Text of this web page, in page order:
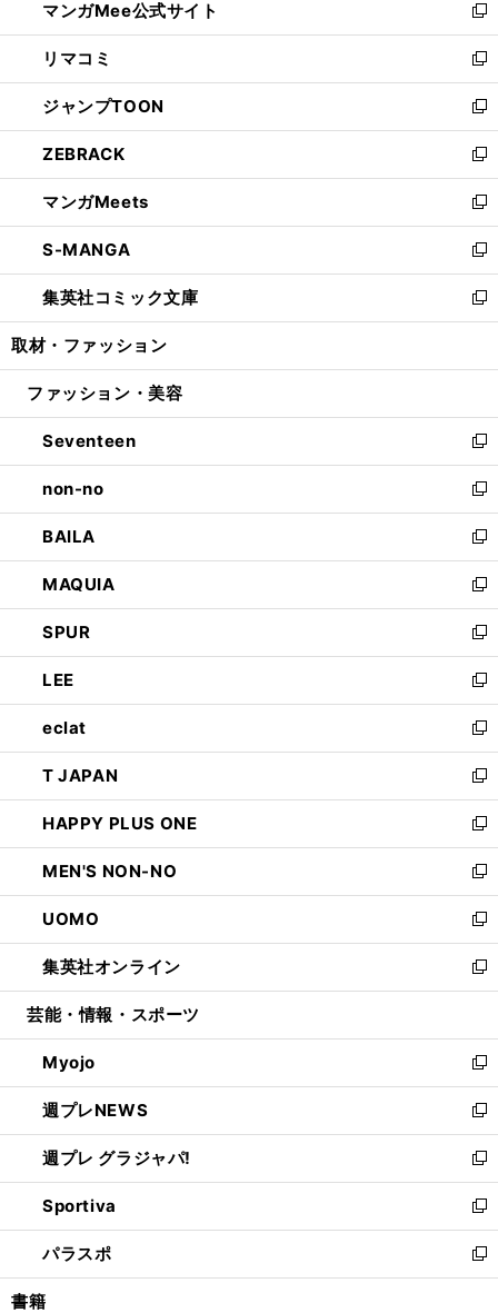
く
ド
ウ
で
開
く
ィ
ン
ド
ウ
で
開
く
い
ウ
ィ
ン
ド
ウ
で
開
く
マンガMee公式サイト
新
し
い
ウ
ィ
ン
ド
ウ
で
開
く
リマコミ
新
し
い
ウ
ィ
ン
ド
ウ
で
開
く
ジャンプTOON
新
し
い
ウ
ィ
ン
ド
ウ
で
開
ZEBRACK
新
し
い
ウ
ィ
ン
ド
ウ
開
マンガMeets
新
し
い
ウ
ィ
ン
ウ
開
く
S-MANGA
新
し
い
ウ
ン
ウ
で
開
く
集英社コミック文庫
新
し
ウ
ン
ド
ウ
で
開
く
取材・ファッション
ファッション・美容
Seventeen
新
し
い
ウ
ィ
ン
ド
ウ
で
開
く
non-no
新
し
い
ウ
ィ
ン
ド
ウ
で
開
く
BAILA
新
し
い
ウ
ィ
ン
ド
ウ
で
開
く
MAQUIA
新
し
い
ウ
ィ
ン
ド
ウ
で
開
く
SPUR
新
し
い
ウ
ィ
ン
ド
ウ
で
開
く
LEE
新
し
い
ウ
ィ
ン
ド
ウ
で
開
く
eclat
新
し
い
ウ
ィ
ン
ド
ウ
で
開
く
T JAPAN
新
し
い
ウ
ィ
ン
ド
ウ
で
開
HAPPY PLUS ONE
新
し
い
ウ
ィ
ン
ド
ウ
開
く
MEN'S NON-NO
新
し
い
ウ
ィ
ン
ウ
で
開
く
UOMO
新
し
い
ウ
ン
ド
ウ
で
開
く
集英社オンライン
新
し
ウ
ィ
ン
ド
ウ
で
開
く
芸能・情報・スポーツ
Myojo
新
し
い
ウ
ィ
ン
ド
ウ
で
開
週プレNEWS
新
し
い
ウ
ィ
ン
ド
ウ
週プレ グラジャパ!
新
し
い
ウ
ィ
ン
Sportiva
新
し
い
ウ
パラスポ
新
し
書籍